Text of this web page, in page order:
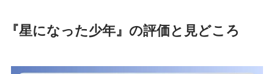
『星になった少年』の評価と見どころ